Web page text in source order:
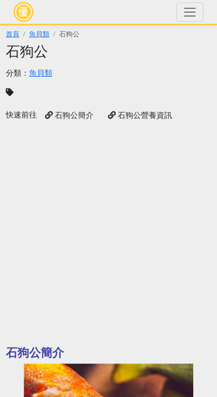
首頁 魚貝類 石狗公
石狗公
分類： 魚貝類
快速前往 石狗公簡介 石狗公營養資訊
石狗公簡介